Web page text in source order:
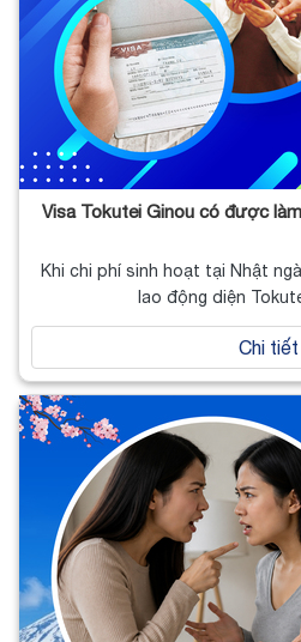
Visa Tokutei Ginou có được
Khi chi phí sinh hoạt tại Nhật
lao động diện
Chi tiết